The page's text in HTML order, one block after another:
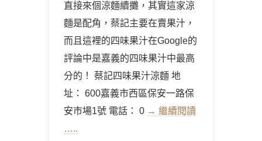
直接來個涼麵續攤，其實這家涼
麵是配角，蔡記主要在賣果汁，
而且這裡的四味果汁在Google的
評論中是嘉義的四味果汁中最高
分的！ 蔡記四味果汁涼麵 地
址： 600嘉義市西區保安一路保
安市場1號 電話： 0 → 繼續閱讀
…..